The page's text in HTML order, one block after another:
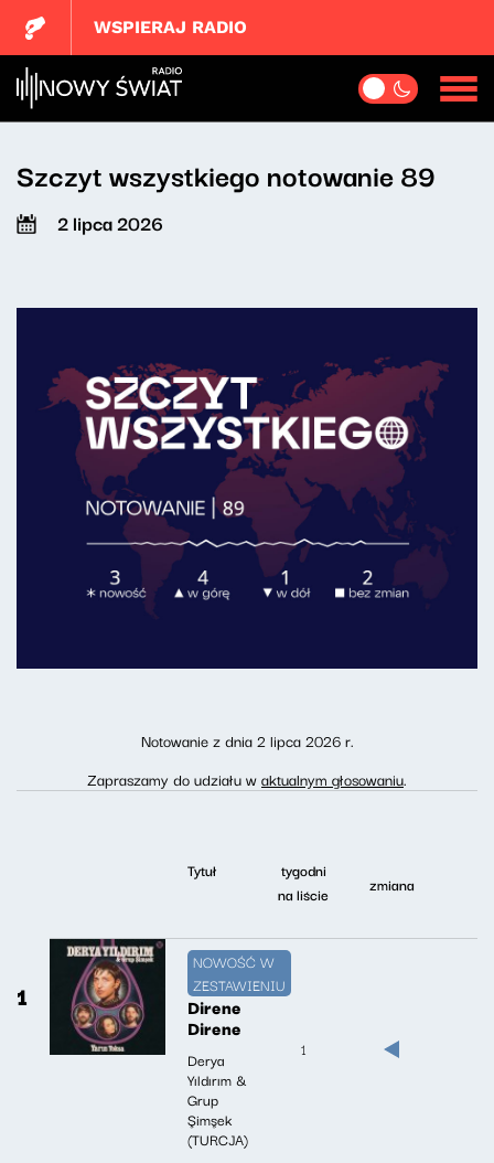
WSPIERAJ RADIO
Szczyt wszystkiego notowanie 89
2 lipca 2026
Notowanie z dnia 2 lipca 2026 r.
Zapraszamy do udziału waktualnym głosowaniu.
Tytuł
tygodni
na liście
zmiana
1
NOWOŚĆ W
ZESTAWIENIU
Direne
Direne
Derya
Yıldırım &
Grup
Şimşek
(TURCJA)
1